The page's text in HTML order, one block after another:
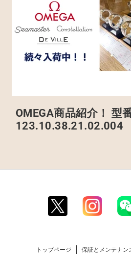
OMEGA商品紹介！ 型
123.10.38.21.02.004
トップページ 保証とメンテナン